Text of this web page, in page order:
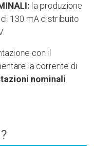
la produzione
130 mA distribuito
con il
la corrente di
nominali